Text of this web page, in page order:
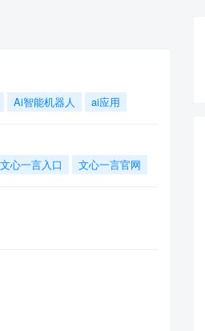
Ai智能机器人 ai应用
文心一言入口 文心一言官网